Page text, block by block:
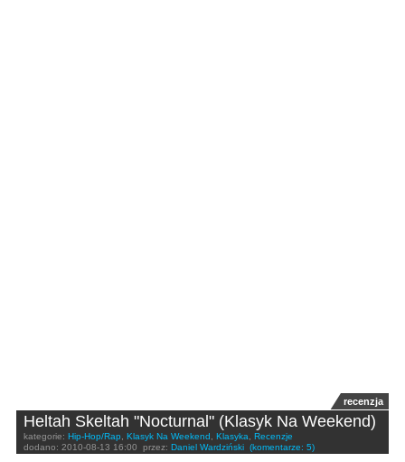
recenzja
Heltah Skeltah "Nocturnal" (Klasyk Na Weekend)
kategorie: Hip-Hop/Rap Klasyk Na Weekend Klasyka
Recenzje
dodano: 2010-08-13 16:00 przez: Daniel Wardziński (komentarze: 5)